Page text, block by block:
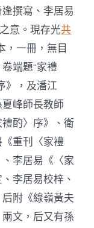
撰寫、李居易
意。現存光共
，一冊，無目
端題“家禮
》，及潘江
峰師長教師
禮酌〉序》、衛
重刊〈家禮
李居易《〈家
李居易校梓、
附《線嶺黃夫
文，后又有孫